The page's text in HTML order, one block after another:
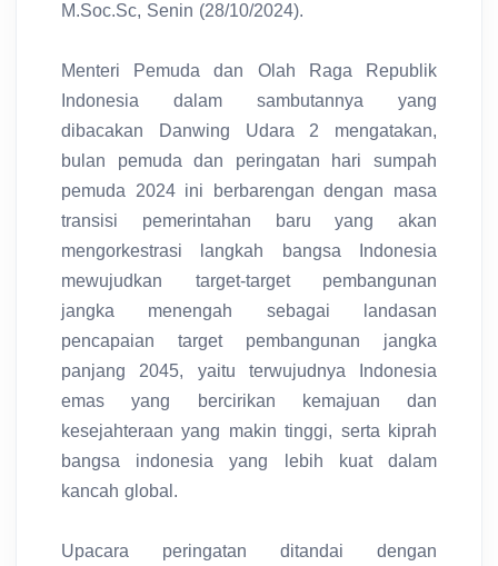
M.Soc.Sc, Senin (28/10/2024).
Menteri Pemuda dan Olah Raga Republik
Indonesia dalam sambutannya yang
dibacakan Danwing Udara 2 mengatakan,
bulan pemuda dan peringatan hari sumpah
pemuda 2024 ini berbarengan dengan masa
transisi pemerintahan baru yang akan
mengorkestrasi langkah bangsa Indonesia
mewujudkan target-target pembangunan
jangka menengah sebagai landasan
pencapaian target pembangunan jangka
panjang 2045, yaitu terwujudnya Indonesia
emas yang bercirikan kemajuan dan
kesejahteraan yang makin tinggi, serta kiprah
bangsa indonesia yang lebih kuat dalam
kancah global.
Upacara peringatan ditandai dengan